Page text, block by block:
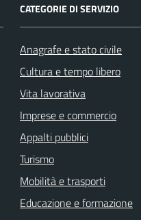
CATEGORIE DI SERVIZIO
Anagrafe e stato civile
Cultura e tempo libero
Vita lavorativa
Imprese e commercio
Appalti pubblici
Turismo
Mobilità e trasporti
Educazione e formazione